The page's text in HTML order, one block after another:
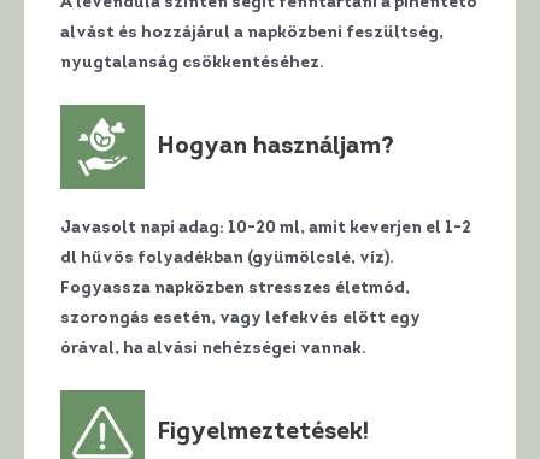
A levendula szintén segít fenntartani a pihentető
alvást és hozzájárul a napközbeni feszültség,
nyugtalanság csökkentéséhez.
Hogyan használjam?
Javasolt napi adag: 10-20 ml, amit keverjen el 1-2
dl hűvös folyadékban (gyümölcslé, víz).
Fogyassza napközben stresszes életmód,
szorongás esetén, vagy lefekvés előtt egy
órával, ha alvási nehézségei vannak.
Figyelmeztetések!